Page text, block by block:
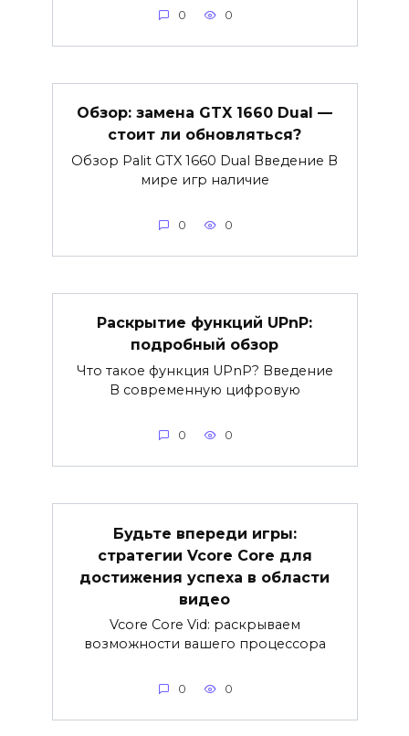
0 0
Обзор: замена GTX 1660 Dual —
стоит ли обновляться?
Обзор Palit GTX 1660 Dual Введение В
мире игр наличие
0 0
Раскрытие функций UPnP:
подробный обзор
Что такое функция UPnP? Введение
В современную цифровую
0 0
Будьте впереди игры:
стратегии Vcore Core для
достижения успеха в области
видео
Vcore Core Vid: раскрываем
возможности вашего процессора
0 0